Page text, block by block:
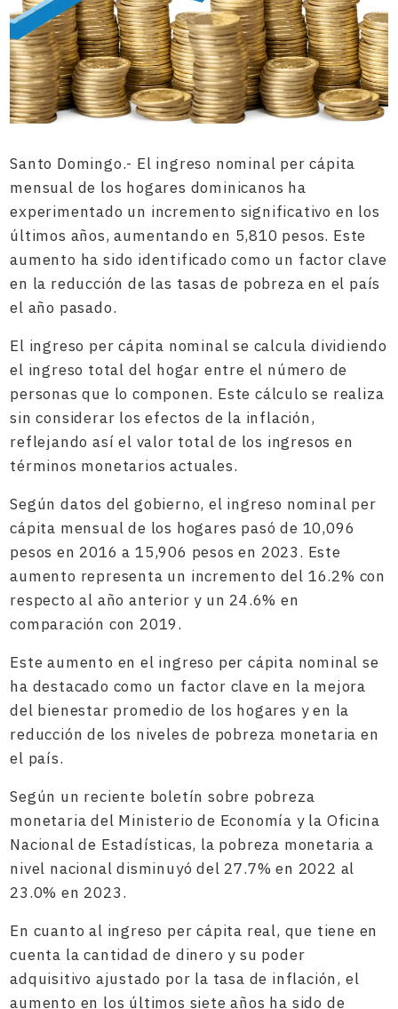
Santo Domingo.- El ingreso nominal per cápita
mensual de los hogares dominicanos ha
experimentado un incremento significativo en los
últimos años, aumentando en 5,810 pesos. Este
aumento ha sido identificado como un factor clave
en la reducción de las tasas de pobreza en el país
el año pasado.
El ingreso per cápita nominal se calcula dividiendo
el ingreso total del hogar entre el número de
personas que lo componen. Este cálculo se realiza
sin considerar los efectos de la inflación,
reflejando así el valor total de los ingresos en
términos monetarios actuales.
Según datos del gobierno, el ingreso nominal per
cápita mensual de los hogares pasó de 10,096
pesos en 2016 a 15,906 pesos en 2023. Este
aumento representa un incremento del 16.2% con
respecto al año anterior y un 24.6% en
comparación con 2019.
Este aumento en el ingreso per cápita nominal se
ha destacado como un factor clave en la mejora
del bienestar promedio de los hogares y en la
reducción de los niveles de pobreza monetaria en
el país.
Según un reciente boletín sobre pobreza
monetaria del Ministerio de Economía y la Oficina
Nacional de Estadísticas, la pobreza monetaria a
nivel nacional disminuyó del 27.7% en 2022 al
23.0% en 2023.
En cuanto al ingreso per cápita real, que tiene en
cuenta la cantidad de dinero y su poder
adquisitivo ajustado por la tasa de inflación, el
aumento en los últimos siete años ha sido de